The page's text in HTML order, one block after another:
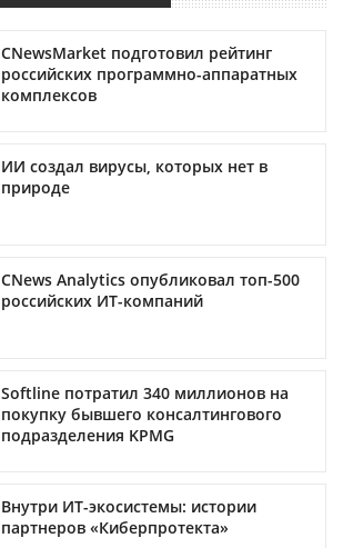
CNewsMarket подготовил рейтинг
российских программно-аппаратных
комплексов
ИИ создал вирусы, которых нет в
природе
CNews Analytics опубликовал топ-500
российских ИТ-компаний
Softline потратил 340 миллионов на
покупку бывшего консалтингового
подразделения KPMG
Внутри ИТ-экосистемы: истории
партнеров «Киберпротекта»